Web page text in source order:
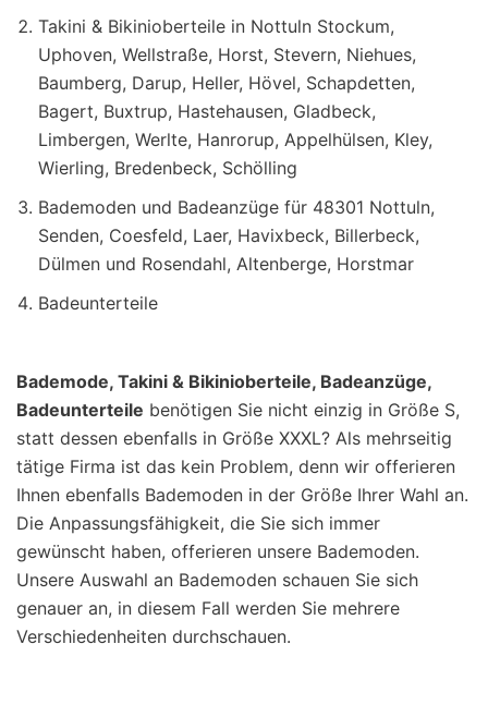
Takini & Bikinioberteile in Nottuln Stockum,
Uphoven, Wellstraße, Horst, Stevern, Niehues,
Baumberg, Darup, Heller, Hövel, Schapdetten,
Bagert, Buxtrup, Hastehausen, Gladbeck,
Limbergen, Werlte, Hanrorup, Appelhülsen, Kley,
Wierling, Bredenbeck, Schölling
Bademoden und Badeanzüge für 48301 Nottuln,
Senden, Coesfeld, Laer, Havixbeck, Billerbeck,
Dülmen und Rosendahl, Altenberge, Horstmar
Badeunterteile
Bademode, Takini & Bikinioberteile, Badeanzüge,
Badeunterteile benötigen Sie nicht einzig in Größe S,
statt dessen ebenfalls in Größe XXXL? Als mehrseitig
tätige Firma ist das kein Problem, denn wir offerieren
Ihnen ebenfalls Bademoden in der Größe Ihrer Wahl an.
Die Anpassungsfähigkeit, die Sie sich immer
gewünscht haben, offerieren unsere Bademoden.
Unsere Auswahl an Bademoden schauen Sie sich
genauer an, in diesem Fall werden Sie mehrere
Verschiedenheiten durchschauen.